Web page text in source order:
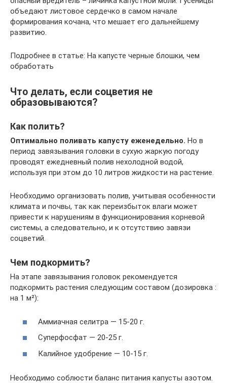
объедают листовое сердечко в самом начале
формирования кочана, что мешает его дальнейшему
развитию.
Подробнее в статье: На капусте черные блошки, чем
обработать
Что делать, если соцветия не
образовываются?
Как полить?
Оптимально поливать капусту еженедельно. Но в
период завязывания головки в сухую жаркую погоду
проводят ежедневный полив нехолодной водой,
используя при этом до 10 литров жидкости на растение.
Необходимо организовать полив, учитывая особенности
климата и почвы, так как переизбыток влаги может
привести к нарушениям в функционирования корневой
системы, а следовательно, и к отсутствию завязи
соцветий.
Чем подкормить?
На этапе завязывания головок рекомендуется
подкормить растения следующим составом (дозировка :
на 1 м²):
Аммиачная селитра — 15-20 г.
Суперфосфат — 20-25 г.
Калийное удобрение — 10-15 г.
Необходимо соблюсти баланс питания капусты азотом.